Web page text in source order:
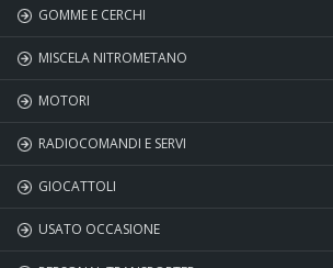
GOMME E CERCHI
MISCELA NITROMETANO
MOTORI
RADIOCOMANDI E SERVI
GIOCATTOLI
USATO OCCASIONE